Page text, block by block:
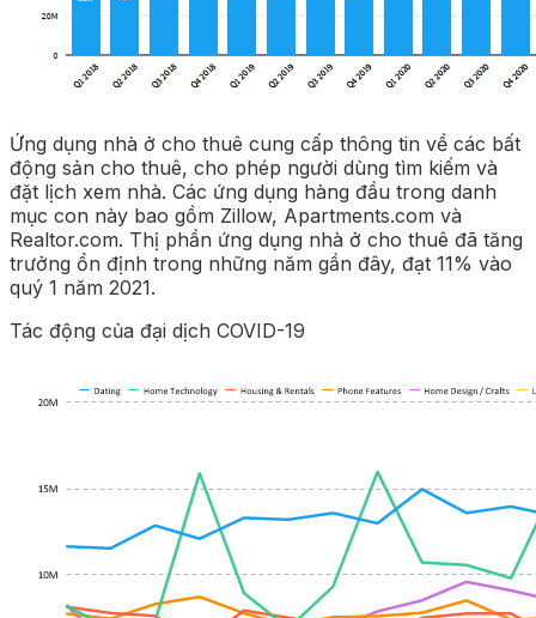
Ứng dụng nhà ở cho thuê cung cấp thông tin về các bất
động sản cho thuê, cho phép người dùng tìm kiếm và
đặt lịch xem nhà. Các ứng dụng hàng đầu trong danh
mục con này bao gồm Zillow, Apartments.com và
Realtor.com. Thị phần ứng dụng nhà ở cho thuê đã tăng
trưởng ổn định trong những năm gần đây, đạt 11% vào
quý 1 năm 2021.
Tác động của đại dịch COVID-19